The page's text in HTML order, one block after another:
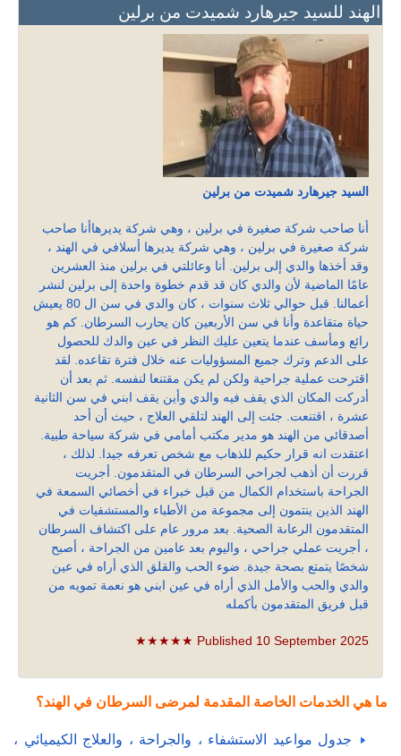
الهند للسيد جيرهارد شميدت من برلين
السيد جيرهارد شميدت من برلين
أنا صاحب شركة صغيرة في برلين ، وهي شركة يديرهاأنا صاحب
شركة صغيرة في برلين ، وهي شركة يديرها أسلافي في الهند ،
وقد أخذها والدي إلى برلين. أنا وعائلتي في برلين منذ العشرين
عامًا الماضية لأن والدي كان قد قدم خطوة واحدة إلى برلين لنشر
أعمالنا. قبل حوالي ثلاث سنوات ، كان والدي في سن ال 80 يعيش
حياة متقاعدة وأنا في سن الأربعين كان يحارب السرطان. كم هو
رائع ومأسف عندما يتعين عليك النظر في عين والدك للحصول
على الدعم وترك جميع المسؤوليات عنه خلال فترة تقاعده. لقد
اقترحت عملية جراحية ولكن لم يكن مقتنعا لنفسه. ثم بعد أن
أدركت المكان الذي يقف فيه والدي وأين يقف ابني في سن الثانية
عشرة ، اقتنعت. جئت إلى الهند لتلقي العلاج ، حيث أن أحد
أصدقائي من الهند هو مدير مكتب أمامي في شركة سياحة طبية.
اعتقدت انه قرار حكيم للذهاب مع شخص تعرفه جيدا. لذلك ،
قررت أن أذهب لجراحي السرطان في المتقدمون. أجريت
الجراحة باستخدام الكمال من قبل خبراء في أخصائي السمعة في
الهند الذين ينتمون إلى مجموعة من الأطباء والمستشفيات في
المتقدمون الرعاىة الصحية. بعد مرور عام على اكتشاف السرطان
، أجريت عملي جراحي ، واليوم بعد عامين من الجراحة ، أصبح
شخصًا يتمتع بصحة جيدة. ضوء الحب والقلق الذي أراه في عين
والدي والحب والأمل الذي أراه في عين ابني هو نعمة تمويه من
قبل فريق المتقدمون بأكمله
★★★★★ Published 10 September 2025
ما هي الخدمات الخاصة المقدمة لمرضى السرطان في الهند؟
جدول مواعيد الاستشفاء ، والجراحة ، والعلاج الكيميائي ،